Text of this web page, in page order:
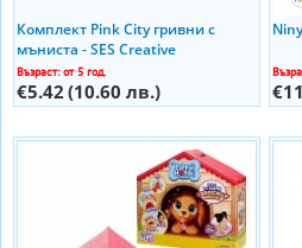
Комплект Pink City гривни с
мъниста - SES Creative
Възраст: от 5 год.
€5.42 (10.60 лв.)